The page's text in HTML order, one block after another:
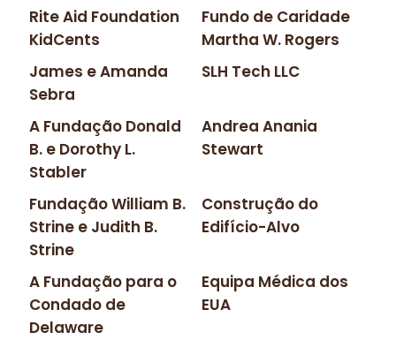
Rite Aid Foundation
KidCents
Fundo de Caridade
Martha W. Rogers
James e Amanda
Sebra
SLH Tech LLC
A Fundação Donald
B. e Dorothy L.
Stabler
Andrea Anania
Stewart
Fundação William B.
Strine e Judith B.
Strine
Construção do
Edifício-Alvo
A Fundação para o
Condado de
Delaware
Equipa Médica dos
EUA